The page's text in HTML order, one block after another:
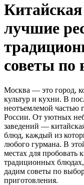
лучшие
советы по
Москва — это город,
культур и кухни. В
неотъемлемой частью
России. От уютных
заведений —
блюд, каждый из
любого гурмана. В
местах для пробовать
традиционных блюдах,
дадим советы по
приготовления.